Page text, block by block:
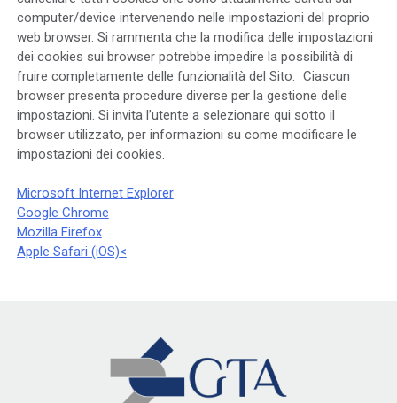
computer/device intervenendo nelle impostazioni del proprio
web browser. Si rammenta che la modifica delle impostazioni
dei cookies sui browser potrebbe impedire la possibilità di
fruire completamente delle funzionalità del Sito. Ciascun
browser presenta procedure diverse per la gestione delle
impostazioni. Si invita l’utente a selezionare qui sotto il
browser utilizzato, per informazioni su come modificare le
impostazioni dei cookies.
Microsoft Internet Explorer
Google Chrome
Mozilla Firefox
Apple Safari (iOS)<